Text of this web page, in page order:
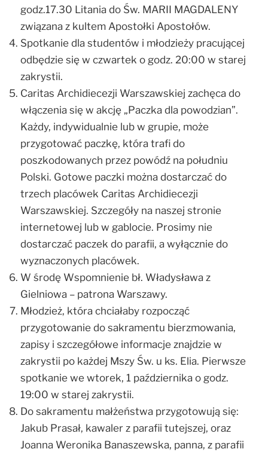
godz.17.30 Litania do Św. MARII MAGDALENY
związana z kultem Apostołki Apostołów.
Spotkanie dla studentów i młodzieży pracującej
odbędzie się w czwartek o godz. 20:00 w starej
zakrystii.
Caritas Archidiecezji Warszawskiej zachęca do
włączenia się w akcję „Paczka dla powodzian”.
Każdy, indywidualnie lub w grupie, może
przygotować paczkę, która trafi do
poszkodowanych przez powódź na południu
Polski. Gotowe paczki można dostarczać do
trzech placówek Caritas Archidiecezji
Warszawskiej. Szczegóły na naszej stronie
internetowej lub w gablocie. Prosimy nie
dostarczać paczek do parafii, a wyłącznie do
wyznaczonych placówek.
W środę Wspomnienie bł. Władysława z
Gielniowa – patrona Warszawy.
Młodzież, która chciałaby rozpocząć
przygotowanie do sakramentu bierzmowania,
zapisy i szczegółowe informacje znajdzie w
zakrystii po każdej Mszy Św. u ks. Elia. Pierwsze
spotkanie we wtorek, 1 października o godz.
19:00 w starej zakrystii.
Do sakramentu małżeństwa przygotowują się:
Jakub Prasał, kawaler z parafii tutejszej, oraz
Joanna Weronika Banaszewska, panna, z parafii